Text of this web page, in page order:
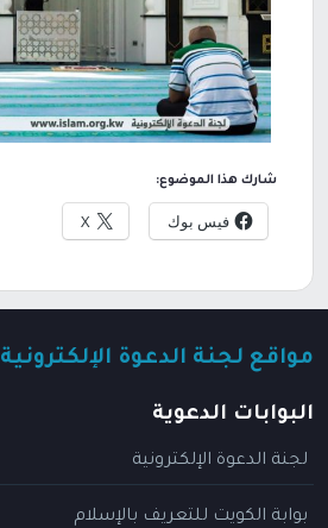
شارك هذا الموضوع:
فيس بوك X
مواقع لجنة الدعوة الإلكترونية
البوابات الدعوية
لجنة الدعوة الإلكترونية
بوابة الكويت للتعريف بالإسلام